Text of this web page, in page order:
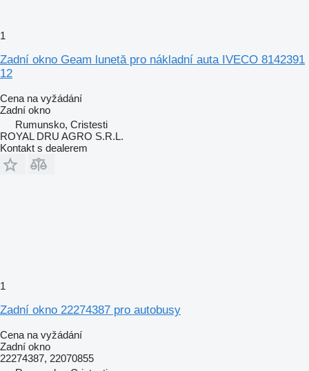
1
Zadní okno Geam lunetă pro nákladní auta IVECO 8142391
12
Cena na vyžádání
Zadní okno
Rumunsko, Cristesti
ROYAL DRU AGRO S.R.L.
Kontakt s dealerem
1
Zadní okno 22274387 pro autobusy
Cena na vyžádání
Zadní okno
22274387, 22070855